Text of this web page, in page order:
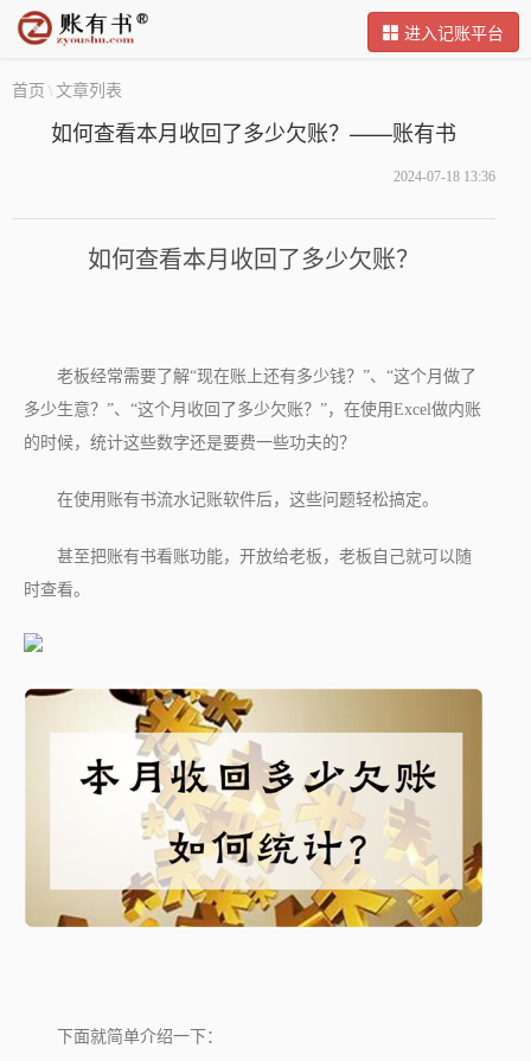
进入记账平台
首页 \文章列表
如何查看本月收回了多少欠账？——账有书
2024-07-18 13:36
如何查看本月收回了多少欠账？
老板经常需要了解“现在账上还有多少钱？”、 “这个月做了
多少生意？”、 “这个月收回了多少欠账？”，在使用Excel做内账
的时候，统计这些数字还是要费一些功夫的？
在使用账有书流水记账软件后，这些问题轻松搞定。
甚至把账有书看账功能，开放给老板，老板自己就可以随
时查看。
下面就简单介绍一下：